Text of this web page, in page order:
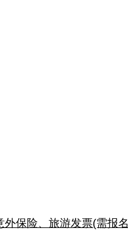
保险、旅游发票(需报名